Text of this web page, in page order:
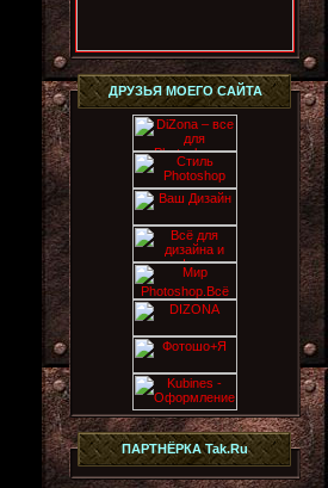
ДРУЗЬЯ МОЕГО САЙТА
ПАРТНЁРКА Tak.Ru